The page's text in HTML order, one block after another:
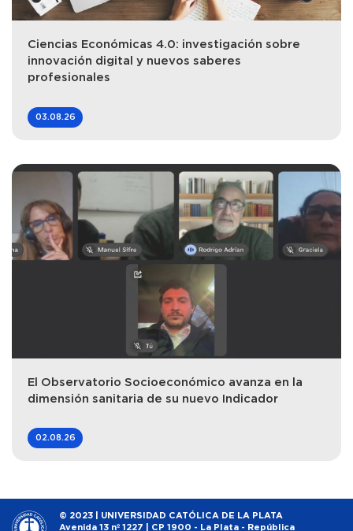
Ciencias Económicas 4.0: investigación sobre
innovación digital y nuevos saberes
profesionales
03.08.26
El Observatorio Socioeconómico avanza en la
dimensión sanitaria de su nuevo Indicador
02.08.26
© 2023 | UNIVERSIDAD CATÓLICA DE LA PLATA
Avenida 13 nº 1227 | CP 1900 - La Plata - República